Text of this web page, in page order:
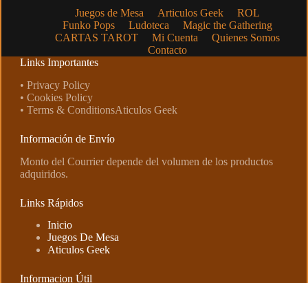
Juegos de Mesa Articulos Geek
ROL
Funko Pops
Ludoteca
Magic the Gathering
CARTAS TAROT
Mi Cuenta
Quienes Somos
Contacto
Links Importantes
• Privacy Policy
• Cookies Policy
• Terms & ConditionsAticulos Geek
Información de Envío
Monto del Courrier depende del volumen de los productos
adquiridos.
Links Rápidos
Inicio
Juegos De Mesa
Aticulos Geek
Informacion Útil